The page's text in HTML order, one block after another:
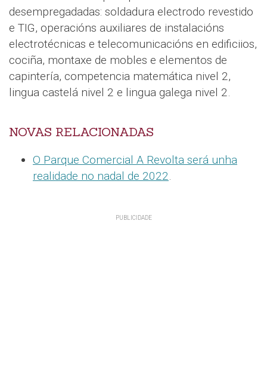
desempregadadas: soldadura electrodo revestido
e TIG, operacións auxiliares de instalacións
electrotécnicas e telecomunicacións en edificiios,
cociña, montaxe de mobles e elementos de
capintería, competencia matemática nivel 2,
lingua castelá nivel 2 e lingua galega nivel 2.
NOVAS RELACIONADAS
O Parque Comercial A Revolta será unha
realidade no nadal de 2022.